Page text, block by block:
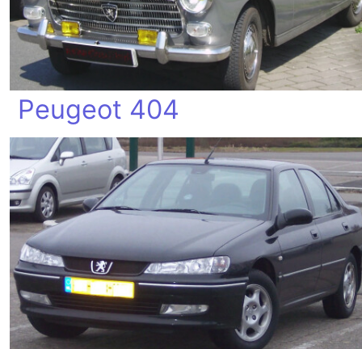
Peugeot 404